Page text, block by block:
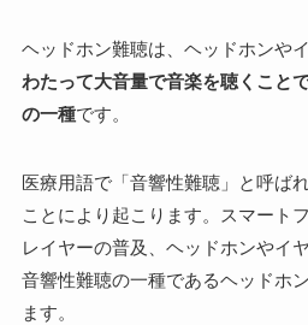
ヘッドホン難聴は、ヘッドホンや
わたって大音量で音楽を聴くこと
の一種です。
医療用語で「音響性難聴」と呼ば
ことにより起こります。スマート
レイヤーの普及、ヘッドホンやイ
音響性難聴の一種であるヘッドホ
ます。